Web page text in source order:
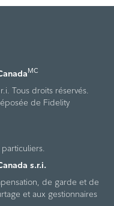
MC
Tous droits réservés.
de Fidelity
s.r.i.
de garde et de
et aux gestionnaires